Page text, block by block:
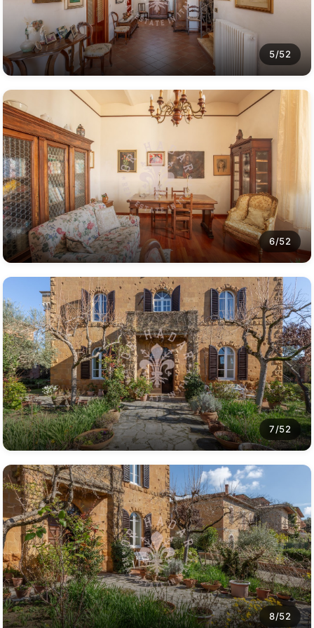
5/52
6/52
7/52
8/52